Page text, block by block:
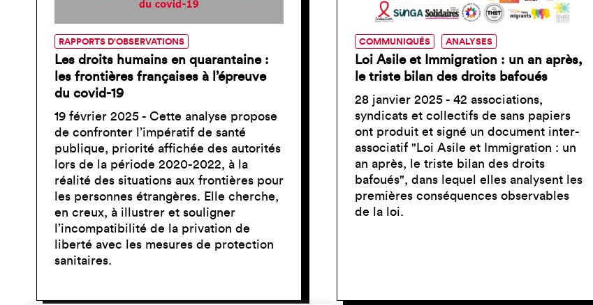
RAPPORTS D'OBSERVATIONS
Les droits humains en quarantaine :
les frontières françaises à l’épreuve
du covid-19
19 février 2025 - Cette analyse propose
de confronter l’impératif de santé
publique, priorité affichée des autorités
lors de la période 2020-2022, à la
réalité des situations aux frontières pour
les personnes étrangères. Elle cherche,
en creux, à illustrer et souligner
l’incompatibilité de la privation de
liberté avec les mesures de protection
sanitaires.
COMMUNIQUÉS ANALYSES
Loi Asile et Immigration : un an après,
le triste bilan des droits bafoués
28 janvier 2025 - 42 associations,
syndicats et collectifs de sans papiers
ont produit et signé un document inter-
associatif "Loi Asile et Immigration : un
an après, le triste bilan des droits
bafoués", dans lequel elles analysent les
premières conséquences observables
de la loi.